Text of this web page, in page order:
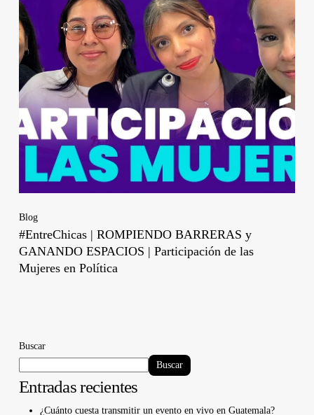
Blog
#EntreChicas | ROMPIENDO BARRERAS y
GANANDO ESPACIOS | Participación de las
Mujeres en Política
Buscar
Buscar
Entradas recientes
¿Cuánto cuesta transmitir un evento en vivo en Guatemala?